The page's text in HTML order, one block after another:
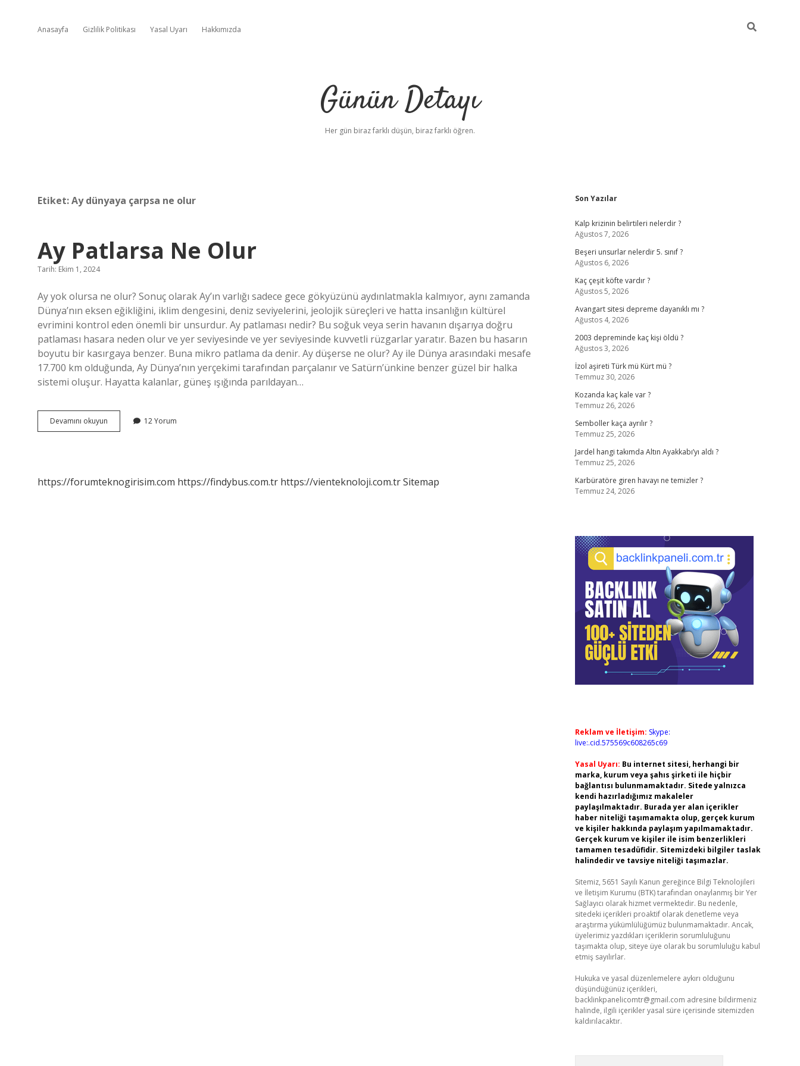
Anasayfa Gizlilik Politikası Yasal Uyarı Hakkımızda
Günün Detayı
Her gün biraz farklı düşün, biraz farklı öğren.
Etiket:Ay dünyaya çarpsa ne olur
Ay Patlarsa Ne Olur
Tarih: Ekim 1, 2024
Ay yok olursa ne olur? Sonuç olarak Ay’ın varlığı sadece gece gökyüzünü aydınlatmakla kalmıyor, aynı zamanda
Dünya’nın eksen eğikliğini, iklim dengesini, deniz seviyelerini, jeolojik süreçleri ve hatta insanlığın kültürel
evrimini kontrol eden önemli bir unsurdur. Ay patlaması nedir? Bu soğuk veya serin havanın dışarıya doğru
patlaması hasara neden olur ve yer seviyesinde ve yer seviyesinde kuvvetli rüzgarlar yaratır. Bazen bu hasarın
boyutu bir kasırgaya benzer. Buna mikro patlama da denir. Ay düşerse ne olur? Ay ile Dünya arasındaki mesafe
17.700 km olduğunda, Ay Dünya’nın yerçekimi tarafından parçalanır ve Satürn’ünkine benzer güzel bir halka
sistemi oluşur. Hayatta kalanlar, güneş ışığında parıldayan…
Devamını okuyun
Patlarsa
12 Yorum
https://forumteknogirisim.com https://findybus.com.tr https://vienteknoloji.com.trSitemap
Sidebar
Son Yazılar
Kalp krizinin belirtileri nelerdir ?
Ağustos 7, 2026
Beşeri unsurlar nelerdir 5. sınıf ?
Ağustos 6, 2026
Kaç çeşit köfte vardır ?
Ağustos 5, 2026
Avangart sitesi depreme dayanıklı mı ?
Ağustos 4, 2026
2003 depreminde kaç kişi öldü ?
Ağustos 3, 2026
İzol aşireti Türk mü Kürt mü ?
Temmuz 30, 2026
Kozanda kaç kale var ?
Temmuz 26, 2026
Semboller kaça ayrılır ?
Temmuz 25, 2026
Jardel hangi takımda Altın Ayakkabı’yı aldı ?
Temmuz 25, 2026
Karbüratöre giren havayı ne temizler ?
Temmuz 24, 2026
Reklam ve İletişim: Skype:
live:.cid.575569c608265c69
Yasal Uyarı: Bu internet sitesi, herhangi bir
marka, kurum veya şahıs şirketi ile hiçbir
bağlantısı bulunmamaktadır. Sitede yalnızca
kendi hazırladığımız makaleler
paylaşılmaktadır. Burada yer alan içerikler
haber niteliği taşımamakta olup, gerçek kurum
ve kişiler hakkında paylaşım yapılmamaktadır.
Gerçek kurum ve kişiler ile isim benzerlikleri
tamamen tesadüfidir. Sitemizdeki bilgiler taslak
halindedir ve tavsiye niteliği taşımazlar.
Sitemiz, 5651 Sayılı Kanun gereğince Bilgi Teknolojileri
ve İletişim Kurumu (BTK) tarafından onaylanmış bir Yer
Sağlayıcı olarak hizmet vermektedir. Bu nedenle,
sitedeki içerikleri proaktif olarak denetleme veya
araştırma yükümlülüğümüz bulunmamaktadır. Ancak,
üyelerimiz yazdıkları içeriklerin sorumluluğunu
taşımakta olup, siteye üye olarak bu sorumluluğu kabul
etmiş sayılırlar.
Hukuka ve yasal düzenlemelere aykırı olduğunu
düşündüğünüz içerikleri,
backlinkpanelicomtr@gmail.com adresine bildirmeniz
halinde, ilgili içerikler yasal süre içerisinde sitemizden
kaldırılacaktır.